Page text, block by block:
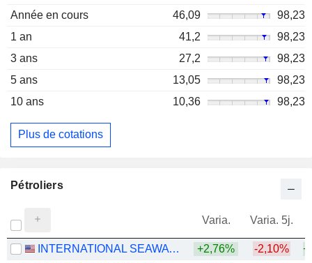
Année en cours
46,09
98,23
1 an
41,2
98,23
3 ans
27,2
98,23
5 ans
13,05
98,23
10 ans
10,36 98,23
Plus de cotations
Pétroliers
Varia. Varia. 5j.
INTERNATIONAL SEAWAYS, INC. +2,76% -2,10%